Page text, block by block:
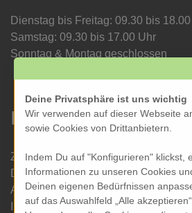
Dienstag bis Freitag: 09.30 bis
Samstag: 09.30 bis 17.00 Uhr
Sonntag & Montag geschlossen
Informationen
Zahlung und Versand
Datenschutz
AGB
Impressum
Deine Privatsphäre ist uns wichtig
Wir verwenden auf dieser Webseite
sowie Cookies von Drittanbietern.
Indem Du auf "Konfigurieren" klickst,
Informationen zu unseren Cookies
Deinen eigenen Bedürfnissen
auf das Auswahlfeld „Alle